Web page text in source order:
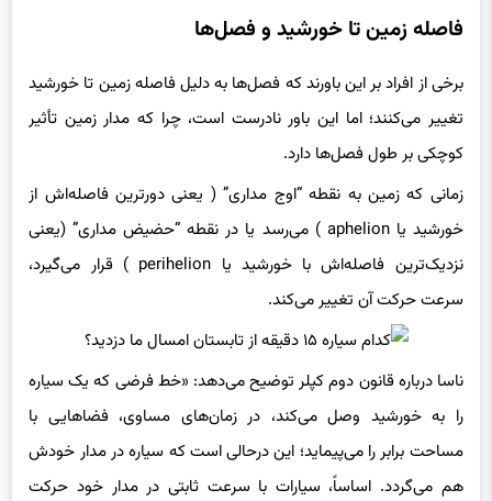
فاصله زمین تا خورشید و فصل‌ها
برخی از افراد بر این باورند که فصل‌ها به دلیل فاصله زمین تا خورشید
تغییر می‌کنند؛ اما این باور نادرست است، چرا که مدار زمین تأثیر
کوچکی بر طول فصل‌ها دارد.
زمانی که زمین به نقطه “اوج مداری” ( یعنی دورترین فاصله‌اش از
خورشید یا aphelion ) می‌رسد یا در نقطه “حضیض مداری” (یعنی
نزدیک‌ترین فاصله‌اش با خورشید یا perihelion ) قرار می‌گیرد،
سرعت حرکت آن تغییر می‌کند.
ناسا درباره قانون دوم کپلر توضیح می‌دهد: «خط فرضی که یک سیاره
را به خورشید وصل می‌کند، در زمان‌های مساوی، فضاهایی با
مساحت برابر را می‌پیماید؛ این درحالی است که سیاره در مدار خودش
هم می‌گردد. اساساً، سیارات با سرعت ثابتی در مدار خود حرکت